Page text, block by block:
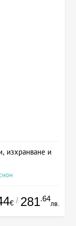
изхранване и
€ / 281.64
лв.